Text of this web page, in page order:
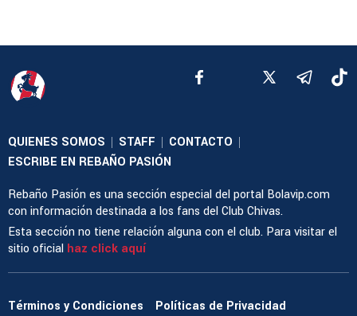
QUIENES SOMOS | STAFF | CONTACTO |
ESCRIBE EN REBAÑO PASIÓN
Rebaño Pasión es una sección especial del portal Bolavip.com
con información destinada a los fans del Club Chivas.
Esta sección no tiene relación alguna con el club. Para visitar el
sitio oficial haz click aquí
Términos y Condiciones
Políticas de Privacidad